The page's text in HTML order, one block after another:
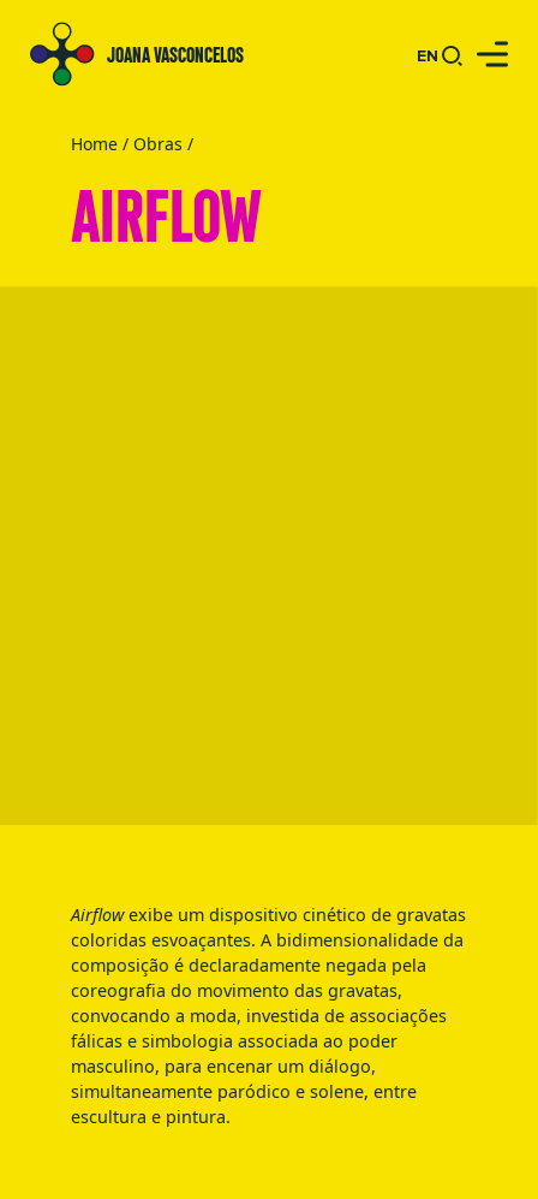
JOANA VASCONCELOS EN
Home / Obras /
AIRFLOW
Airflowexibe um dispositivo cinético de gravatas
coloridas esvoaçantes. A bidimensionalidade da
composição é declaradamente negada pela
coreografia do movimento das gravatas,
convocando a moda, investida de associações
fálicas e simbologia associada ao poder
masculino, para encenar um diálogo,
simultaneamente paródico e solene, entre
escultura e pintura.